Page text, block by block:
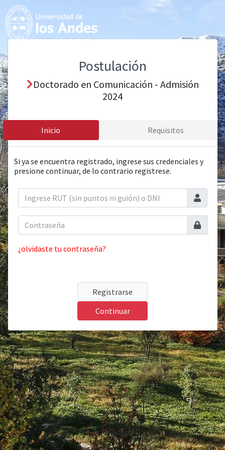
Postulación
Doctorado en Comunicación - Admisión
2024
Inicio Requisitos
Si ya se encuentra registrado, ingrese sus credenciales y
presione continuar, de lo contrario registrese.
¿olvidaste tu contraseña?
Registrarse
Continuar